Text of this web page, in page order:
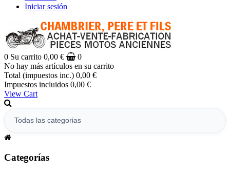
Iniciar sesión
0 Su carrito 0,00 €
0
No hay más artículos en su carrito
Total (impuestos inc.) 0,00 €
Impuestos incluidos 0,00 €
View Cart
Categorías